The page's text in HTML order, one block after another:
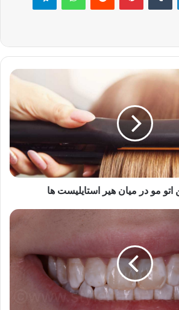
مو در میان هیر استایلیست ها